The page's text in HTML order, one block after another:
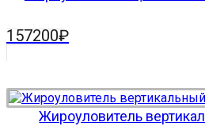
157200₽
Жироуловитель